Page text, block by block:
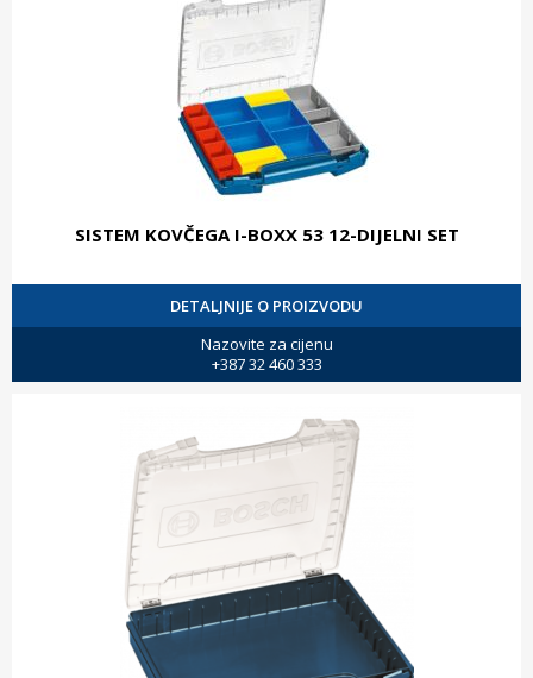
SISTEM KOVČEGA I-BOXX 53 12-DIJELNI SET
DETALJNIJE O PROIZVODU
Nazovite za cijenu
+387 32 460 333